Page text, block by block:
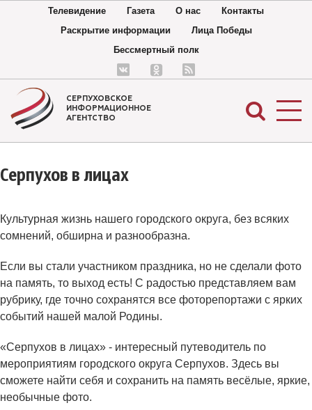
Телевидение Газета О нас
Контакты
Раскрытие информации
Лица Победы
Бессмертный полк
СЕРПУХОВСКОЕ
ИНФОРМАЦИОННОЕ
АГЕНТСТВО
Серпухов в лицах
Культурная жизнь нашего городского округа, без всяких
сомнений, обширна и разнообразна.
Если вы стали участником праздника, но не сделали фото
на память, то выход есть! С радостью представляем вам
рубрику, где точно сохранятся все фоторепортажи с ярких
событий нашей малой Родины.
«Серпухов в лицах» - интересный путеводитель по
мероприятиям городского округа Серпухов. Здесь вы
сможете найти себя и сохранить на память весёлые, яркие,
необычные фото.